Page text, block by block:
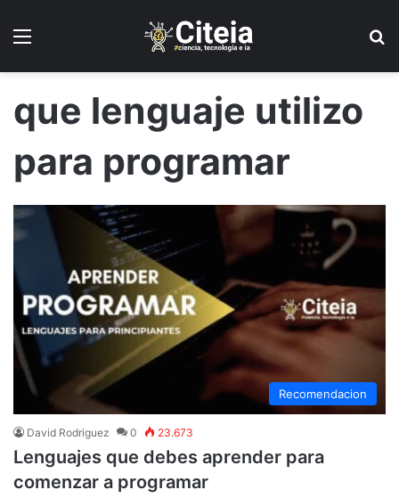
que lenguaje utilizo
para programar
Recomendacion
David Rodriguez 0 23.673
Lenguajes que debes aprender para
comenzar a programar